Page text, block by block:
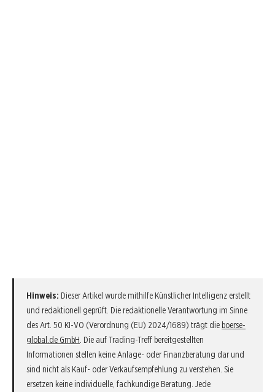
Hinweis: Dieser Artikel wurde mithilfe Künstlicher Intelligenz erstellt
und redaktionell geprüft. Die redaktionelle Verantwortung im Sinne
des Art. 50 KI-VO (Verordnung (EU) 2024/1689) trägt die boerse-
global.de GmbH . Die auf Trading-Treff bereitgestellten
Informationen stellen keine Anlage- oder Finanzberatung dar und
sind nicht als Kauf- oder Verkaufsempfehlung zu verstehen. Sie
ersetzen keine individuelle, fachkundige Beratung. Jede